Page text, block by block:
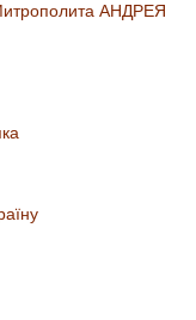
Митрополита АНДРЕЯ